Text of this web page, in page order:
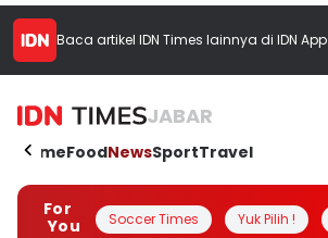
Baca artikel IDN Times lainnya di IDN App
JABAR
HomeFoodNewsSportTravel
For
You
Soccer Times Yuk Pilih !